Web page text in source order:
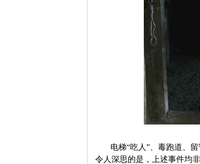
电梯“吃人 ” 、毒跑道、
令人深思的是，上述事件均